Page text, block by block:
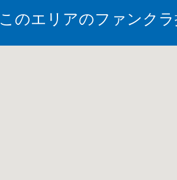
このエリアのファンク